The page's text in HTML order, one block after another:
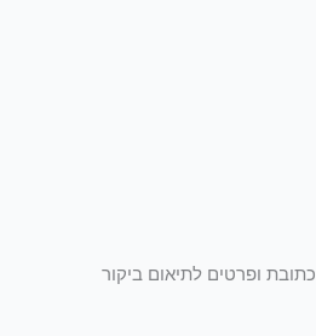
כתובת ופרטים לתיאום ביקור